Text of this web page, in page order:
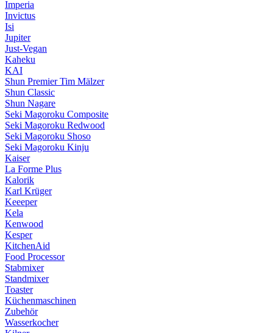
Imperia
Invictus
Isi
Jupiter
Just-Vegan
Kaheku
KAI
Shun Premier Tim Mälzer
Shun Classic
Shun Nagare
Seki Magoroku Composite
Seki Magoroku Redwood
Seki Magoroku Shoso
Seki Magoroku Kinju
Kaiser
La Forme Plus
Kalorik
Karl Krüger
Keeeper
Kela
Kenwood
Kesper
KitchenAid
Food Processor
Stabmixer
Standmixer
Toaster
Küchenmaschinen
Zubehör
Wasserkocher